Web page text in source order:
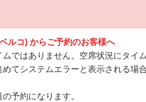
ルコ) からご予約のお客様へ
ではありません。空席状況にタイ
てシステムエラーと表示される場
予約になります。